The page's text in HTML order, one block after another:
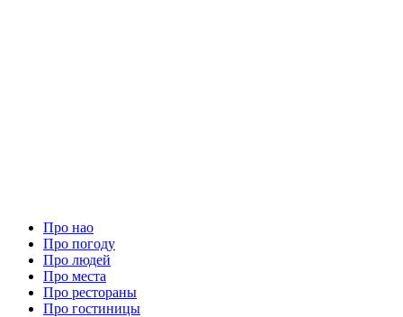
Про нао
Про погоду
Про людей
Про места
Про рестораны
Про гостиницы